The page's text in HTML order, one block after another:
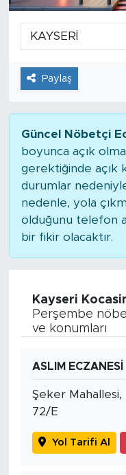
Paylaş
Güncel Nöbetçi
boyunca açık
gerektiğinde açık
durumlar
nedenle, yola
olduğunu telefon
bir fikir olacaktır.
Kayseri
Perşembe
ve konumları
ASLIM ECZANESİ
Şeker Mahallesi,
72/E
Yol Tarifi Al